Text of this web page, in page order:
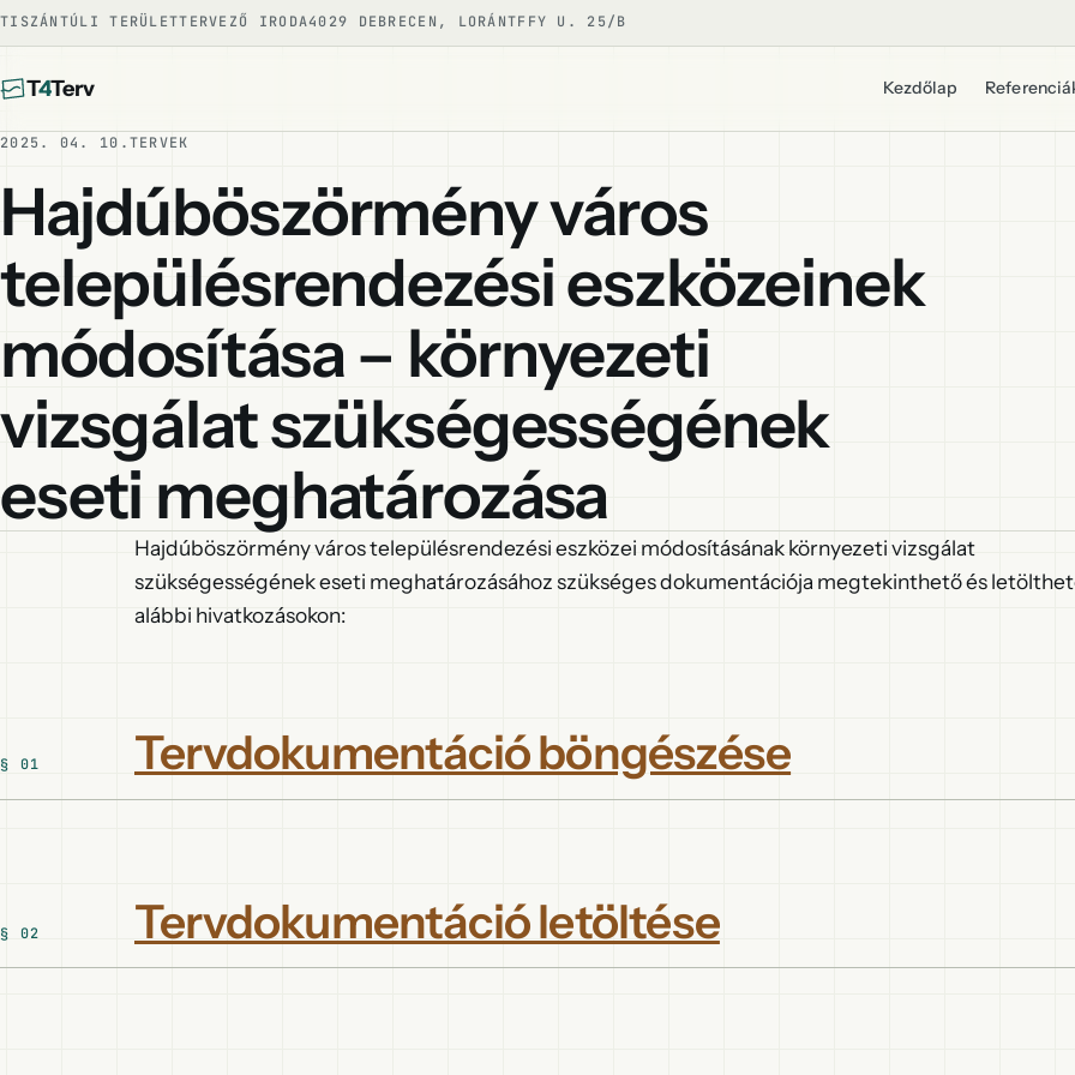
TISZÁNTÚLI TERÜLETTERVEZŐ IRODA4029 DEBRECEN, LORÁNTFFY U. 25/B
T4Terv Kezdőlap
2025. 04. 10.TERVEK
Hajdúböszörmény város
településrendezési eszközeinek
módosítása – környezeti
vizsgálat szükségességének
eseti meghatározása
Hajdúböszörmény város településrendezési eszközei módosításának környezeti vizsgálat
szükségességének eseti meghatározásához szükséges dokumentációja megtekinthető és
alábbi hivatkozásokon:
Tervdokumentáció böngészése
Tervdokumentáció letöltése